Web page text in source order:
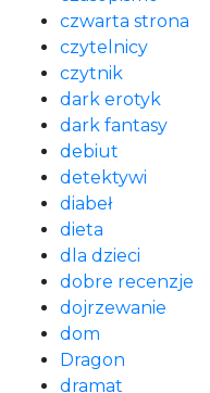
czwarta strona
czytelnicy
czytnik
dark erotyk
dark fantasy
debiut
detektywi
diabeł
dieta
dla dzieci
dobre recenzje
dojrzewanie
dom
Dragon
dramat